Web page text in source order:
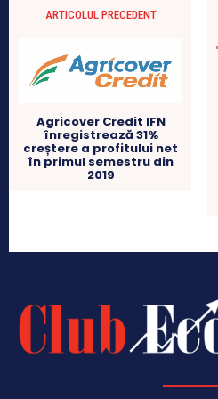
ARTICOLUL PRECEDENT
Agricover Credit IFN
înregistrează 31%
creștere a profitului net
în primul semestru din
2019